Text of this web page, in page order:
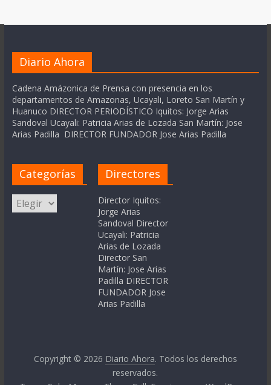
Diario Ahora
Cadena Amázonica de Prensa con presencia en los
departamentos de Amazonas, Ucayali, Loreto San Martín y
Huanuco DIRECTOR PERIODÍSTICO Iquitos: Jorge Arias
Sandoval Ucayali: Patricia Arias de Lozada San Martín: Jose
Arias Padilla DIRECTOR FUNDADOR Jose Arias Padilla
Categorías
Categorías
Directores
Director Iquitos:
Jorge Arias
Sandoval Director
Ucayali: Patricia
Arias de Lozada
Director San
Martín: Jose Arias
Padilla DIRECTOR
FUNDADOR Jose
Arias Padilla
Copyright © 2026 Diario Ahora. Todos los derechos
reservados.